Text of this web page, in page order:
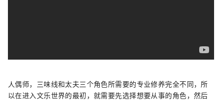
人偶师，三味线和太夫三个角色所需要的专业修养完全不同，所
以在进入文乐世界的最初，就需要先选择想要从事的角色，然后